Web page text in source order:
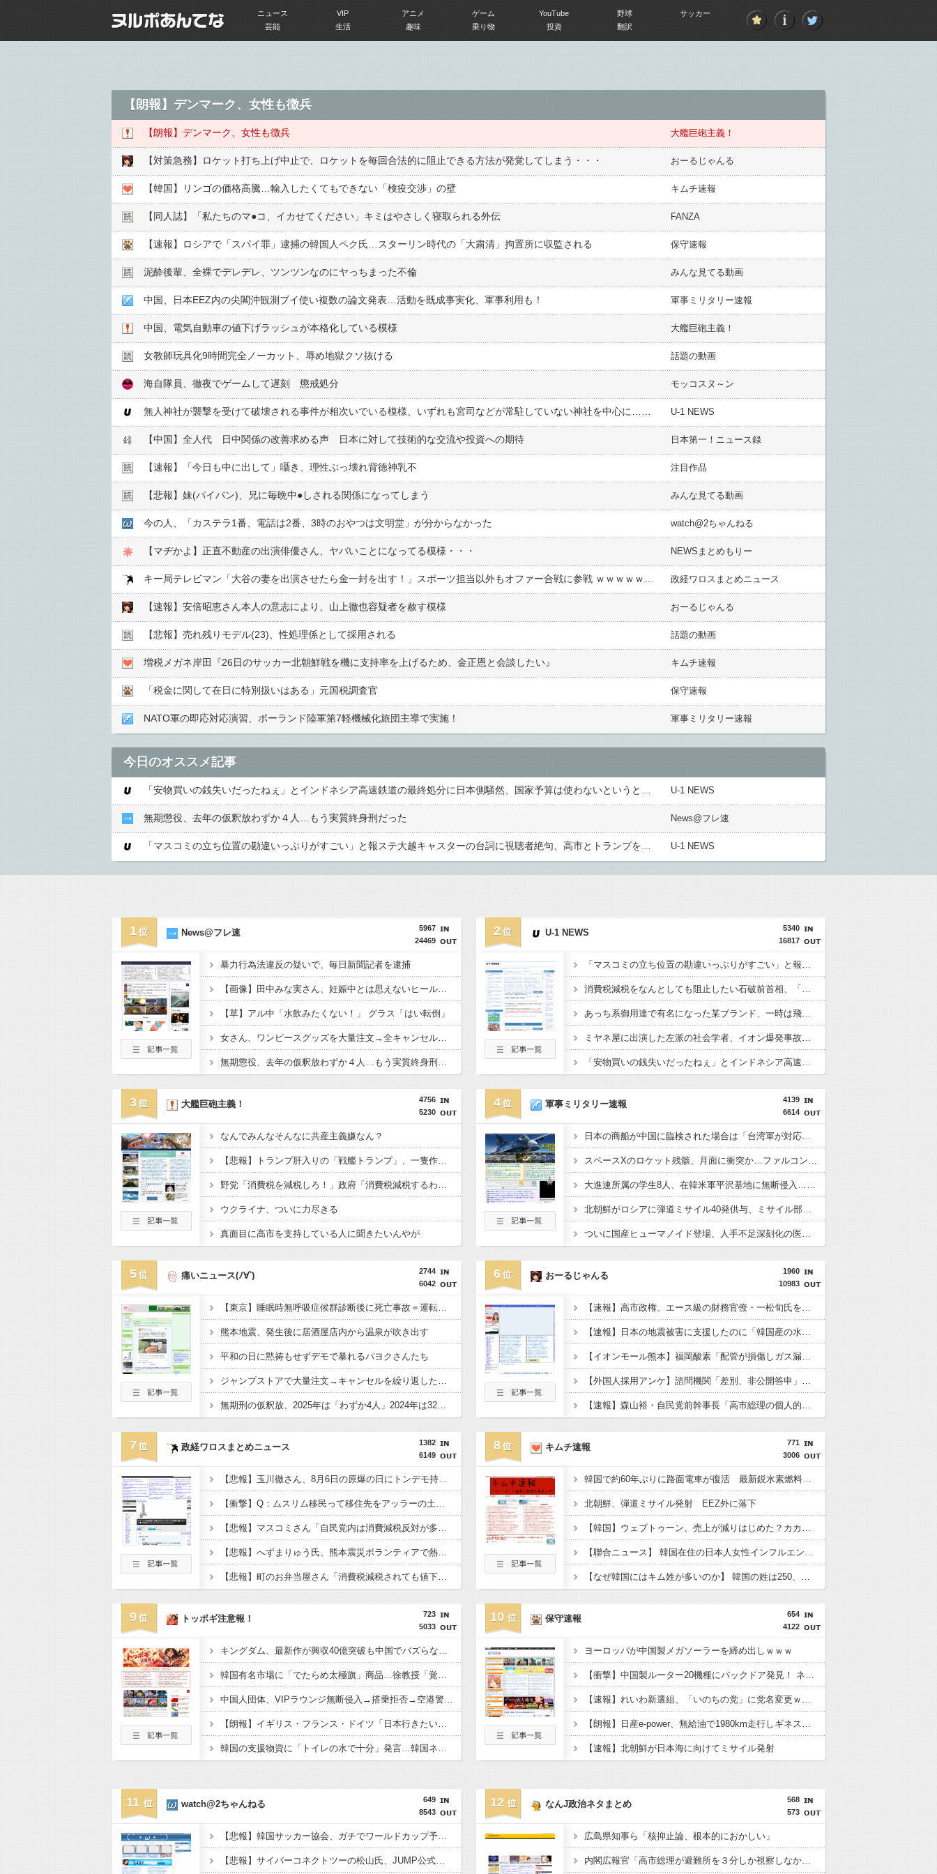
ニュース VIP アニメ ゲーム YouTube 野球
サッカー
芸能
生活 趣味 乗り物 投資 翻訳
【朗報】デンマーク、女性も徴兵
【朗報】デンマーク、女性も徴兵 大艦巨砲主義！
【対策急務】ロケット打ち上げ中止で、ロケットを毎回合法的に阻止できる方法が発覚してしまう・・・ おーるじゃんる
【韓国】リンゴの価格高騰…輸入したくてもできない「検疫交渉」の壁 キムチ速報
【同人誌】「私たちのマ●︎コ、イカせてください」キミはやさしく寝取られる外伝 FANZA
【速報】ロシアで「スパイ罪」逮捕の韓国人ペク氏…スターリン時代の「大粛清」拘置所に収監される 保守速報
泥酔後輩、全裸でデレデレ、ツンツンなのにヤっちまった不倫 みんな見てる動画
中国、日本EEZ内の尖閣沖観測ブイ使い複数の論文発表…活動を既成事実化、軍事利用も！ 軍事ミリタリー速報
中国、電気自動車の値下げラッシュが本格化している模様 大艦巨砲主義！
女教師玩具化9時間完全ノーカット、辱め地獄クソ抜ける 話題の動画
海自隊員、徹夜でゲームして遅刻 懲戒処分 モッコスヌ～ン
無人神社が襲撃を受けて破壊される事件が相次いでいる模様、いずれも宮司などが常駐していない神社を中心に…… U-1 NEWS
【中国】全人代 日中関係の改善求める声 日本に対して技術的な交流や投資への期待 日本第一！ニュース録
【速報】「今日も中に出して」囁き、理性ぶっ壊れ背徳神乳不 注目作品
【悲報】妹(パイパン)、兄に毎晩中●︎しされる関係になってしまう みんな見てる動画
今の人、「カステラ1番、電話は2番、3時のおやつは文明堂」が分からなかった watch@2ちゃんねる
【マヂかよ】正直不動産の出演俳優さん、ヤバいことになってる模様・・・ NEWSまとめもりー
政経ワロスまとめニュース
【速報】安倍昭恵さん本人の意志により、山上徹也容疑者を赦す模様 おーるじゃんる
【悲報】売れ残りモデル(23)、性処理係として採用される 話題の動画
増税メガネ岸田『26日のサッカー北朝鮮戦を機に支持率を上げるため、金正恩と会談したい』 キムチ速報
「税金に関して在日に特別扱いはある」元国税調査官 保守速報
NATO軍の即応対応演習、ポーランド陸軍第7軽機械化旅団主導で実施！ 軍事ミリタリー速報
今日のオススメ記事
U-1 NEWS
無期懲役、去年の仮釈放わずか４人…もう実質終身刑だった News@フレ速
U-1 NEWS
1
5967
24469
News@フレ速
暴力行為法違反の疑いで、毎日新聞記者を逮捕
【画像】田中みな実さん、妊娠中とは思えないヒール姿で登場してしまう
【草】アル中「水飲みたくない！」 グラス「はい転倒」
女さん、ワンピースグッズを大量注文→全キャンセルで逮捕ｗｗｗ
無期懲役、去年の仮釈放わずか４人…もう実質終身刑だった
2
5340
16817
U-1 NEWS
「マスコミの立ち位置の勘違いっぷりがすごい」と報ステ大越キャスターの台詞に視聴者絶句、高市とトランプを同列視させようという思惑がひしひしと
消費税減税をなんとしても阻止したい石破前首相、「何いってんのこいつ」と有権者をドン引きさせるよな屁理屈を……
あっち系御用達で有名になった某ブランド、一時は飛ぶ鳥を落とす勢いだったが今期の業績は……
ミヤネ屋に出演した左派の社会学者、イオン爆発事故の例のテナントに理解を示して……
「安物買いの銭失いだったねぇ」とインドネシア高速鉄道の最終処分に日本側騒然、国家予算は使わないというと何が財源なんだ？
3
4756
5230
大艦巨砲主義！
なんでみんなそんなに共産主義嫌なん？
【悲報】トランプ肝入りの「戦艦トランプ」、一隻作るのに4兆円かかる模様wwwwwww
野党「消費税を減税しろ！」政府「消費税減税するわｗ」野党「消費税を減税するな！」
ウクライナ、ついに力尽きる
真面目に高市を支持している人に聞きたいんやが
4
4139
6614
軍事ミリタリー速報
日本の商船が中国に臨検された場合は「台湾軍が対応」と台湾軍トップ！
スペースXのロケット残骸、月面に衝突か…ファルコン9の上段！
大進連所属の学生8人、在韓米軍平沢基地に無断侵入…米軍により身柄拘束！
北朝鮮がロシアに弾道ミサイル40発供与、ミサイル部隊90人派遣開始…さらに80発見通し！
ついに国産ヒューマノイド登場、人手不足深刻化の医療・製造現場などでの活用想定！
5
2744
6042
痛いニュース(ﾉ∀`)
【東京】睡眠時無呼吸症候群診断後に死亡事故＝運転の無職男（３４）、独断で治療中断―危険運転致死罪適用も
熊本地震、発生後に居酒屋店内から温泉が吹き出す
平和の日に黙祷もせずデモで暴れるパヨクさんたち
ジャンプストアで大量注文→キャンセルを繰り返した女を逮捕 「注文で欲求が満たされた」総額43億円
無期刑の仮釈放、2025年は「わずか4人」2024年は32人が獄中死…「終身刑化」の傾向続く
6
1960
10983
おーるじゃんる
【速報】高市政権、エース級の財務官僚・一松旬氏を左遷「彼は協力的でなかった」財務省の言いなりではないことが判明
【速報】日本の地震被害に支援したのに「韓国産の水は水洗トイレに」
【イオンモール熊本】福岡酸素「配管が損傷しガス漏れ、着火した可能性」高圧ガス保安法などに基づき、経産省に報告
【外国人採用アンケ】諮問機関「差別、非公開答申」三重県「差別に当たらず、公表する方針を決定した」
【速報】森山裕・自民党前幹事長「高市総理の個人的なSNS投稿が習近平主席を怒らせた」
7
1382
6149
政経ワロスまとめニュース
【悲報】玉川徹さん、8月6日の原爆の日にトンデモ持論を展開し物議… → ネット「それ、今日言うことなのか…？」ｗｗｗｗｗｗｗｗｗｗｗｗｗ
【衝撃】Q：ムスリム移民って移住先をアッラーの土地って思ってるの？ → 衝撃の回答がコチラ → ｗｗｗｗｗｗｗｗｗｗｗｗｗｗ
【悲報】マスコミさん「自民党内は消費減税反対が多数！」 → 自民党議員の内部暴露で嘘が完全発覚 → ｗｗｗｗｗｗｗｗｗｗｗｗｗｗ
【悲報】へずまりゅう氏、熊本震災ボランティアで熱中症疑い「水風呂に入っても体内が熱く感じる…」 → 野口健さん「休養日を設けた方がいい！」
【悲報】町のお弁当屋さん「消費税減税されても値下げせず全て利益にする！」と宣言しネットで物議 → ｗｗｗｗｗｗｗｗｗｗｗｗｗｗ
8
771
3006
キムチ速報
韓国で約60年ぶりに路面電車が復活 最新鋭水素燃料電池車も
北朝鮮、弾道ミサイル発射 EEZ外に落下
【韓国】ウェブトゥーン、売上が減りはじめた？カカオのストーリー部門、前年同期比で売上がマイナス16％
【聯合ニュース】 韓国在住の日本人女性インフルエンサー ライブ配信中に死亡
【なぜ韓国にはキム姓が多いのか】 韓国の姓は250、日本は30万…歴史的背景を米学者分析「学問尊重と平和な歴史が原動力」
9
723
5033
トッポギ注意報！
キングダム、最新作が興収40億突破も中国でバズらない→現地のリアルな評価を検証
韓国有名市場に「でたらめ太極旗」商品…徐教授「覚醒するべき」
中国人団体、VIPラウンジ無断侵入→搭乗拒否→空港警備員の”つり目ポーズ”で国際問題にｗｗｗ
【朗報】イギリス・フランス・ドイツ「日本行きたい」検索ランキング上位独占ｗｗｗ
韓国の支援物資に「トイレの水で十分」発言…韓国ネット激怒へｗｗｗｗｗｗｗ
10
654
4122
保守速報
ヨーロッパが中国製メガソーラーを締め出しｗｗｗ
【衝撃】中国製ルーター20機種にバックドア発見！ ネットに繋ぐだけで35秒ごとに中国のサーバーと通信
【速報】れいわ新選組、「いのちの党」に党名変更ｗｗｗｗｗｗ
【朗報】日産e-power、無給油で1980km走行しギネス記録を達成 55Lタンクでリッター36km（SUV）
【速報】北朝鮮が日本海に向けてミサイル発射
11
649
8543
watch@2ちゃんねる
【悲報】韓国サッカー協会、ガチでワールドカップ予選での審判への性接待がバレ大炎上大騒ぎにｗｗｗｗｗｗｗｗ
【悲報】サイバーコネクトツーの松山氏、JUMP公式にブロックされるｗｗｗｗｗｗｗｗｗｗｗ
12
568
573
なんJ政治ネタまとめ
広島県知事ら「核抑止論、根本的におかしい」
内閣広報官「高市総理が避難所を３分しか視察しなかったなんてデマ！50分いたぞ????」 →しかし事実上の視察は数分で正解